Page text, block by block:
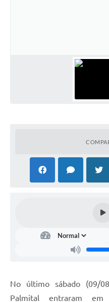
No último sábado (09/
Palmital entraram em